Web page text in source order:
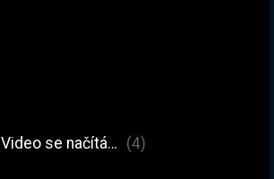
Video se načítá… (4)